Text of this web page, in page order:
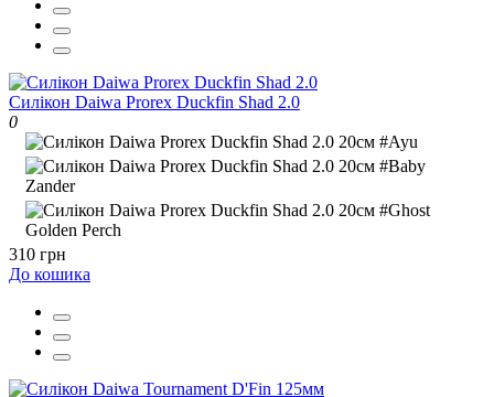
Силікон Daiwa Prorex Duckfin Shad 2.0
0
310 грн
До кошика